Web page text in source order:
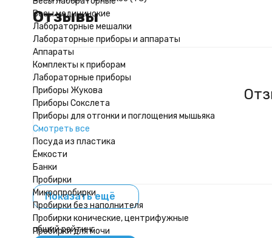
Весы медицинские
Лабораторные мешалки
Лабораторные приборы и аппараты
Аппараты
Комплекты к приборам
Лабораторные приборы
Приборы Жукова
Приборы Сокслета
Приборы для отгонки и поглощения мышьяка
Смотреть все
Посуда из пластика
Ёмкости
Банки
Пробирки
Микропробирки
Пробирки без наполнителя
Пробирки конические, центрифужные
Пробирки для мочи
Отзывы
Показать ещё
общий рейтинг